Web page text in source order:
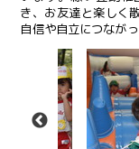
き、お友達と楽しく
自信や自立につながっ